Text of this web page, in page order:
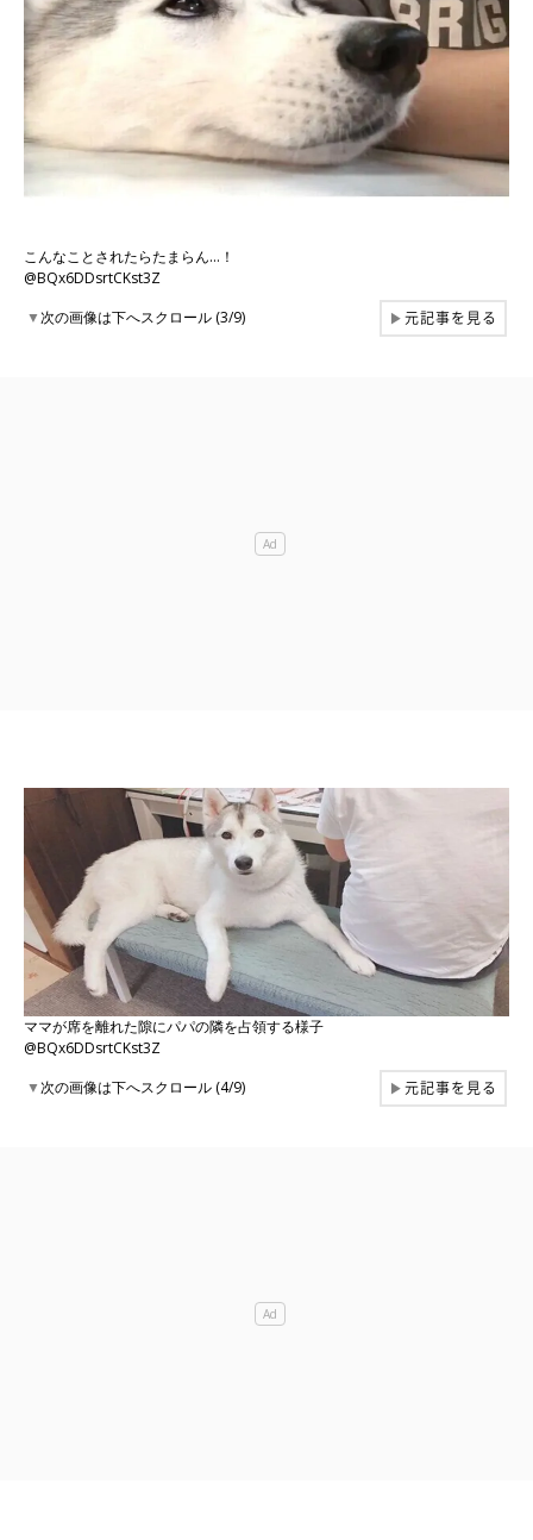
こんなことされたらたまらん…！
@BQx6DDsrtCKst3Z
▼次の画像は下へスクロール (3/9) ▶元記事を見る
ママが席を離れた隙にパパの隣を占領する様子
@BQx6DDsrtCKst3Z
▼次の画像は下へスクロール (4/9) ▶元記事を見る